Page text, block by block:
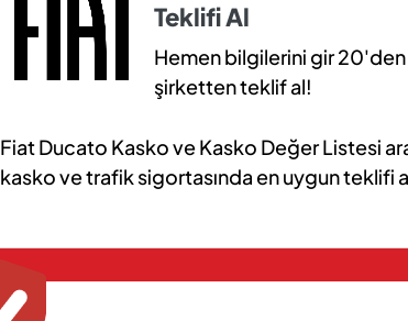
Teklifi Al
Hemen bilgilerini gir 20'den
şirketten teklif al!
Fiat Ducato Kasko ve Kasko Değer Listesi
kasko ve trafik sigortasında en uygun teklifi